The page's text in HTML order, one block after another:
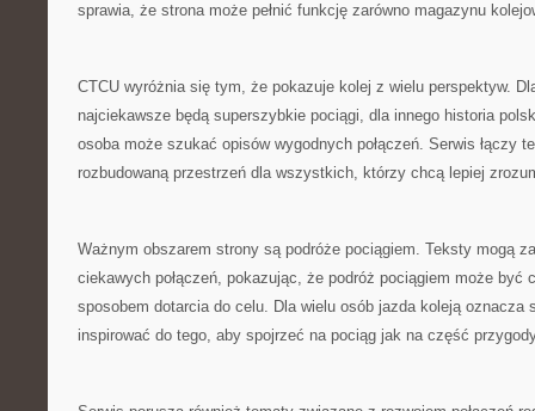
sprawia, że strona może pełnić funkcję zarówno magazynu
CTCU wyróżnia się tym, że pokazuje kolej z wielu perspektyw.
najciekawsze będą superszybkie pociągi, dla innego historia
osoba może szukać opisów wygodnych połączeń. Serwis łączy
rozbudowaną przestrzeń dla wszystkich, którzy chcą lepiej
Ważnym obszarem strony są podróże pociągiem. Teksty mogą
ciekawych połączeń, pokazując, że podróż pociągiem może być
sposobem dotarcia do celu. Dla wielu osób jazda koleją oznacza
inspirować do tego, aby spojrzeć na pociąg jak na część